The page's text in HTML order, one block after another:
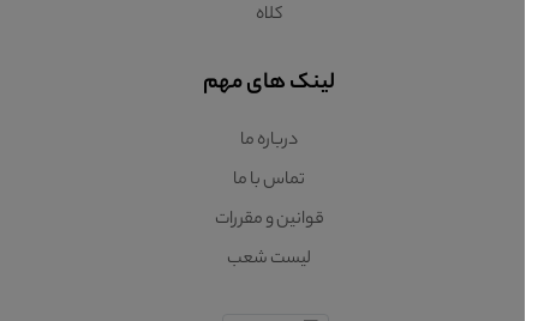
کلاه
لینک های مهم
درباره ما
تماس با ما
قوانین و مقررات
لیست شعب